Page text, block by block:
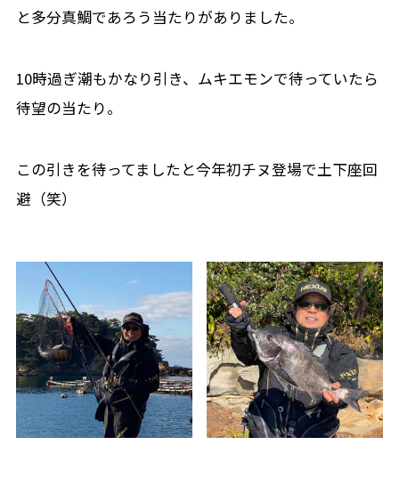
と多分真鯛であろう当たりがありました。
10時過ぎ潮もかなり引き、ムキエモンで待っていたら
待望の当たり。
この引きを待ってましたと今年初チヌ登場で土下座回
避（笑）